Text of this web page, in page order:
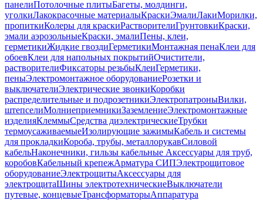
панелиПотолочные плитыБагеты, молдинги,
уголкиЛакокрасочные материалыКраскиЭмалиЛакиМорилки,
пропиткиКолеры для краскиРастворителиГрунтовкиКраски,
эмали аэрозольныеКраски, эмалиПены, клеи,
герметикиЖидкие гвоздиГерметикиМонтажная пенаКлеи для
обоевКлеи для напольных покрытийОчистители,
растворителиФиксаторы резьбыКлеиГерметики,
пеныЭлектромонтажное оборудованиеРозетки и
выключателиЭлектрические звонкиКоробки
распределительные и подрозетникиЭлектропатроныВилки,
штепселиМолниеприемникиЗаземлениеЭлектромонтажные
изделияКлеммыСредства диэлектрическиеТрубки
термоусаживаемыеИзолирующие зажимыКабель и системы
для прокладкиКороба, трубы, металлорукавСиловой
кабельНаконечники, гильзы кабельные Аксессуары для труб,
коробовКабельный крепежАрматура СИПЭлектрощитовое
оборудованиеЭлектрощитыАксессуары для
электрощитаШины электротехническиеВыключатели
путевые, концевыеТрансформаторыАппаратура